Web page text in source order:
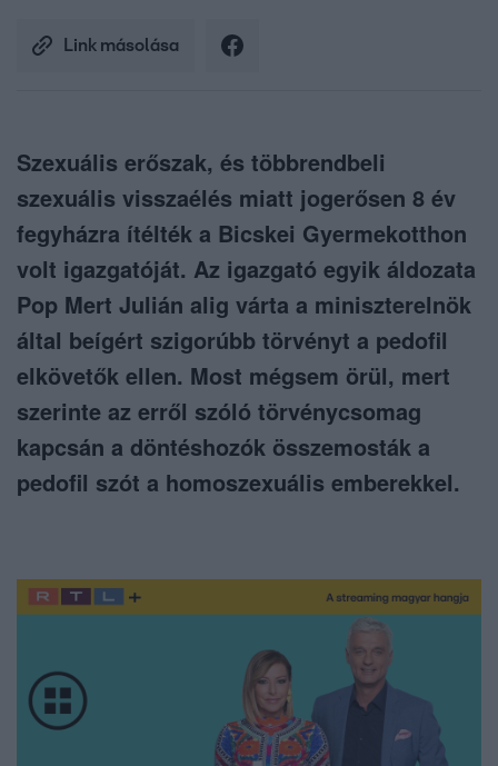
Link másolása
Szexuális erőszak, és többrendbeli
szexuális visszaélés miatt jogerősen 8 év
fegyházra ítélték a Bicskei Gyermekotthon
volt igazgatóját. Az igazgató egyik áldozata
Pop Mert Julián alig várta a miniszterelnök
által beígért szigorúbb törvényt a pedofil
elkövetők ellen. Most mégsem örül, mert
szerinte az erről szóló törvénycsomag
kapcsán a döntéshozók összemosták a
pedofil szót a homoszexuális emberekkel.